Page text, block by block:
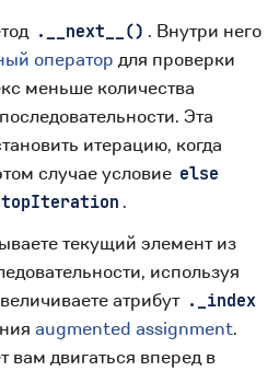
.__next__() . Внутри него
оператордля проверки
меньше количества
Эта
итерацию, когда
случае условие else
.
текущий элемент из
используя
атрибут ._index
augmented assignment.
вам двигаться вперед в